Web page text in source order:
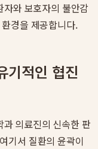
와 보호자의 불안감
경을 제공합니다.
기적인 협진
의료진의 신속한 판
기서 질환의 윤곽이